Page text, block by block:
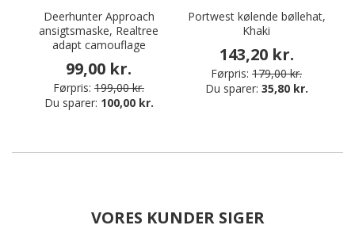
Deerhunter Approach
ansigtsmaske, Realtree
adapt camouflage
99,00 kr.
Førpris: 199,00 kr.
Du sparer: 100,00 kr.
Portwest kølende bøllehat,
Khaki
143,20 kr.
Førpris: 179,00 kr.
Du sparer: 35,80 kr.
VORES KUNDER SIGER